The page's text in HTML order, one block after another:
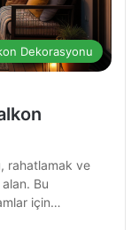
Dekorasyonu
rahatlamak ve
Bu
için…